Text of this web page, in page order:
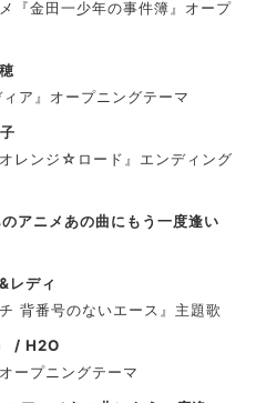
『金田一少年の事件簿』オープ
ア』オープニングテーマ
レンジ☆ロード』エンディング
アニメあの曲にもう一度逢い
レディ
背番号のないエース』主題歌
/ H2O
ープニングテーマ